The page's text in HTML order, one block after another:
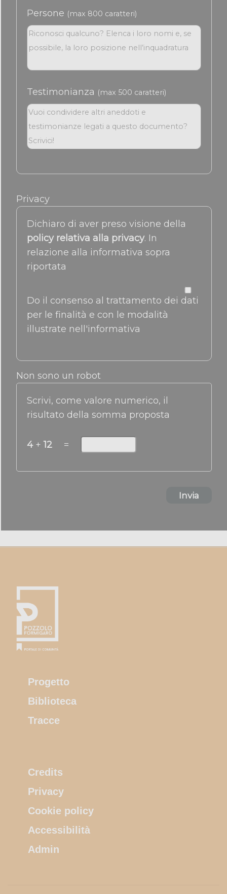
Persone (max 800 caratteri)
Testimonianza (max 500 caratteri)
Privacy
Dichiaro di aver preso visione della
policy relativa alla privacy. In
relazione alla informativa sopra
riportata
Do il consenso al trattamento dei dati
per le finalità e con le modalità
illustrate nell'informativa
Non sono un robot
Scrivi, come valore numerico, il
risultato della somma proposta
4+ 12 =
Invia
Progetto
Biblioteca
Tracce
Credits
Privacy
Cookie policy
Accessibilità
Admin